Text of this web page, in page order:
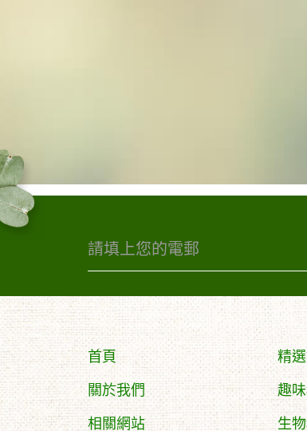
首頁
關於我們
相關網站
精
趣
生